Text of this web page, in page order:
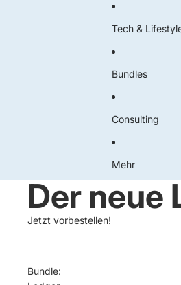
Tech &
Bundles
Consulting
Mehr
Der neue
Jetzt vorbestellen!
Bundle: